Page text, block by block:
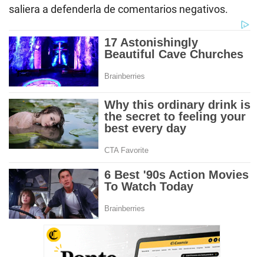
saliera a defenderla de comentarios negativos.